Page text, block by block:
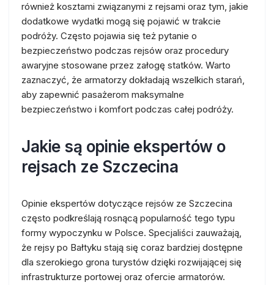
również kosztami związanymi z rejsami oraz tym, jakie
dodatkowe wydatki mogą się pojawić w trakcie
podróży. Często pojawia się też pytanie o
bezpieczeństwo podczas rejsów oraz procedury
awaryjne stosowane przez załogę statków. Warto
zaznaczyć, że armatorzy dokładają wszelkich starań,
aby zapewnić pasażerom maksymalne
bezpieczeństwo i komfort podczas całej podróży.
Jakie są opinie ekspertów o
rejsach ze Szczecina
Opinie ekspertów dotyczące rejsów ze Szczecina
często podkreślają rosnącą popularność tego typu
formy wypoczynku w Polsce. Specjaliści zauważają,
że rejsy po Bałtyku stają się coraz bardziej dostępne
dla szerokiego grona turystów dzięki rozwijającej się
infrastrukturze portowej oraz ofercie armatorów.